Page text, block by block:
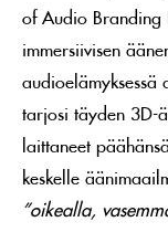
of Audio Branding
immersiivisen
tarjosi täyden 3D-
laittaneet
keskelle
”oikealla,